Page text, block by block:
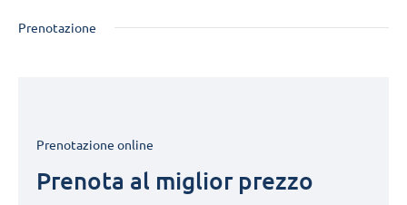
Prenotazione
Prenotazione online
Prenota al miglior prezzo